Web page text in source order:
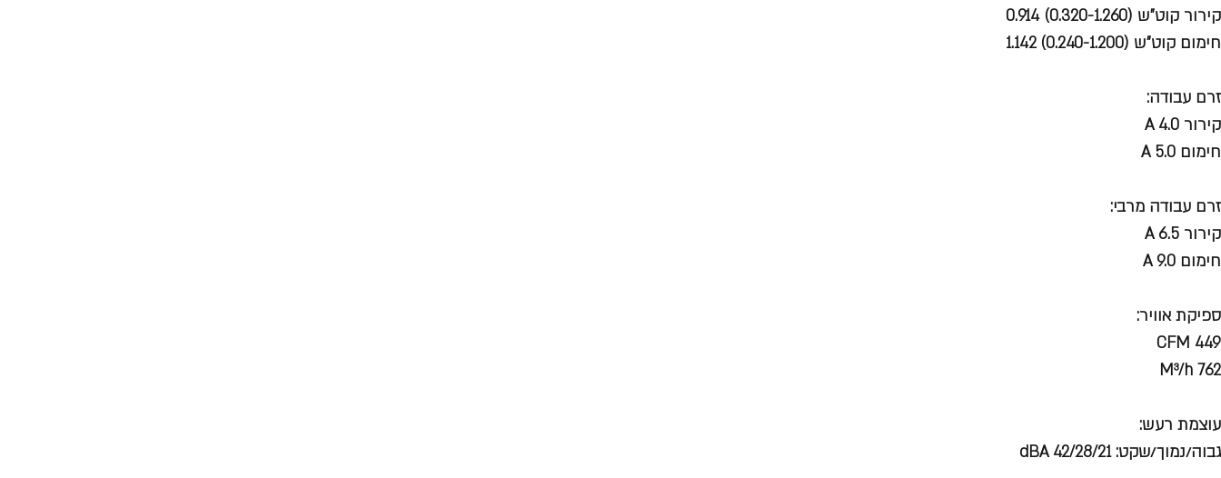
קירור קוט"ש (0.320-1.260) 0.914
חימום קוט"ש (0.240-1.200) 1.142
זרם עבודה:
קירור A 4.0
חימום A 5.0
זרם עבודה מרבי:
קירור A 6.5
חימום A 9.0
ספיקת אוויר:
CFM 449
M³/h 762
עוצמת רעש:
גבוה/נמוך/שקט: dBA 42/28/21